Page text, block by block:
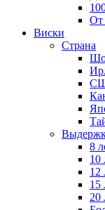
От
Виски
Страна
8
10
12
15
20